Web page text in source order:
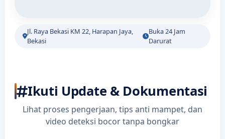
Jl. Raya Bekasi KM 22, Harapan Jaya,
Bekasi
Buka 24 Jam
Darurat
Ikuti Update & Dokumentasi
Lihat proses pengerjaan, tips anti mampet, dan
video deteksi bocor tanpa bongkar